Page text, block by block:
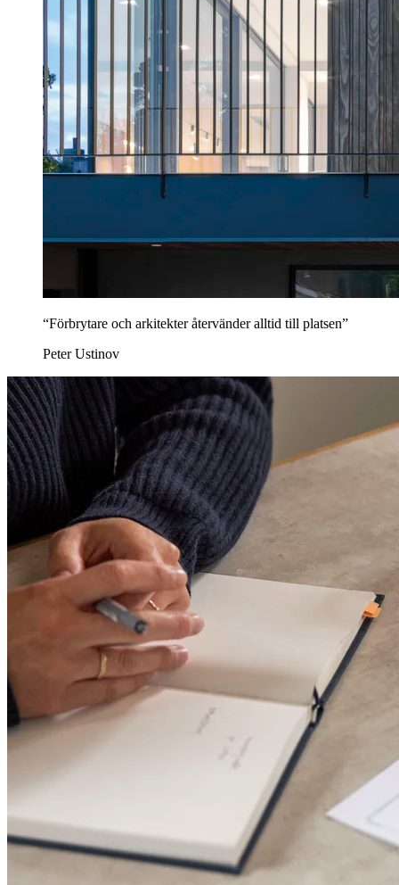
“Förbrytare och arkitekter återvänder alltid till platsen”
Peter Ustinov